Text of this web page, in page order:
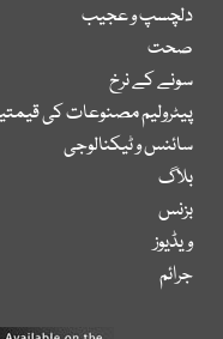
دلچسپ و عجیب
صحت
سونے کے نرخ
پیٹرولیم مصنوعات کی
سائنس و ٹیکنالوجی
بلاگ
بزنس
ویڈیوز
جرائم